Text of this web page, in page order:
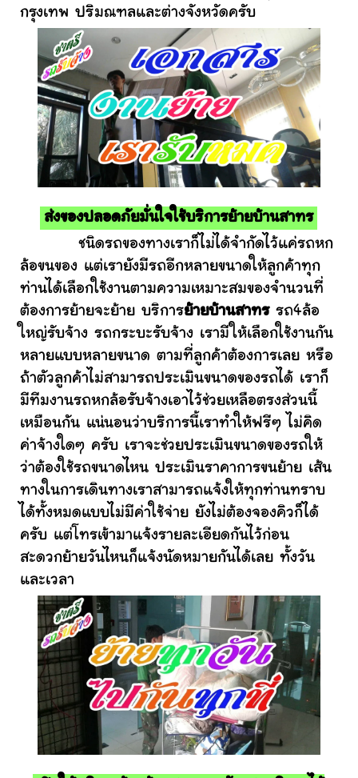
กรุงเทพ ปริมณฑลและต่างจังหวัดครับ
ส่งของปลอดภัยมั่นใจใช้บริการย้ายบ้านสาทร
ชนิดรถของทางเราก็ไม่ได้จำกัดไว้แค่รถหก
ล้อขนของ แต่เรายังมีรถอีกหลายขนาดให้ลูกค้าทุก
ท่านได้เลือกใช้งานตามความเหมาะสมของจำนวนที่
ต้องการย้ายจะย้าย บริการย้ายบ้านสาทรรถ4ล้อ
ใหญ่รับจ้าง รถกระบะรับจ้าง เรามีให้เลือกใช้งานกัน
หลายแบบหลายขนาด ตามที่ลูกค้าต้องการเลย หรือ
ถ้าตัวลูกค้าไม่สามารถประเมินขนาดของรถได้ เราก็
มีทีมงานรถหกล้อรับจ้างเอาไว้ช่วยเหลือตรงส่วนนี้
เหมือนกัน แน่นอนว่าบริการนี้เราทำให้ฟรีๆ ไม่คิด
ค่าจ้างใดๆ ครับ เราจะช่วยประเมินขนาดของรถให้
ว่าต้องใช้รถขนาดไหน ประเมินราคาการขนย้าย เส้น
ทางในการเดินทางเราสามารถแจ้งให้ทุกท่านทราบ
ได้ทั้งหมดแบบไม่มีค่าใช้จ่าย ยังไม่ต้องจองคิวก็ได้
ครับ แต่โทรเข้ามาแจ้งรายละเอียดกันไว้ก่อน
สะดวกย้ายวันไหนก็แจ้งนัดหมายกันได้เลย ทั้งวัน
และเวลา